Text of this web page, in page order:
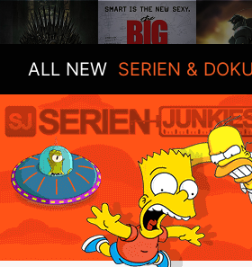
ALL NEW SERIEN &